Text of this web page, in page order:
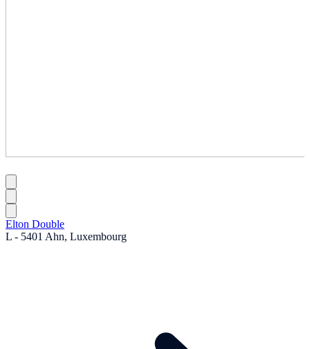
Elton Double
L - 5401 Ahn, Luxembourg